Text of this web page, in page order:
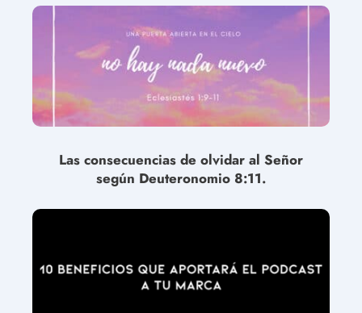
Las consecuencias de olvidar al Señor
según Deuteronomio 8:11.